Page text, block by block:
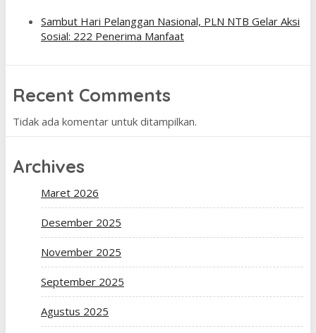
Sambut Hari Pelanggan Nasional, PLN NTB Gelar Aksi
Sosial: 222 Penerima Manfaat
Recent Comments
Tidak ada komentar untuk ditampilkan.
Archives
Maret 2026
Desember 2025
November 2025
September 2025
Agustus 2025